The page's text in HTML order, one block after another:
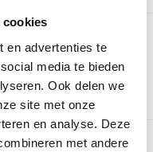
cookies
en advertenties te
media te bieden
Ook delen we
site met onze
en analyse. Deze
met andere
en voorbereiden van
In deze Italian
net gemaakte rommel
en Maggiore.